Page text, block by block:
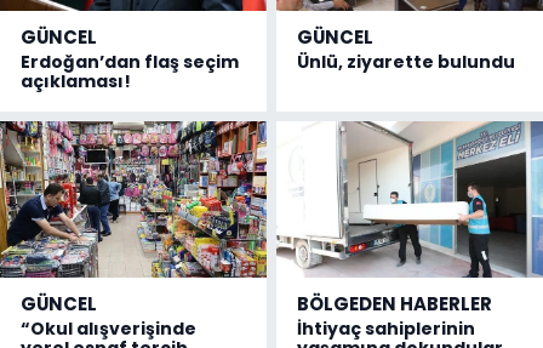
GÜNCEL
Erdoğan’dan flaş seçim
açıklaması!
GÜNCEL
Ünlü, ziyarette bulundu
GÜNCEL
“Okul alışverişinde
BÖLGEDEN HABERLER
İhtiyaç sahiplerinin